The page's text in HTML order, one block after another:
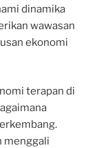
dinamika
wawasan
ekonomi
terapan di
menggali